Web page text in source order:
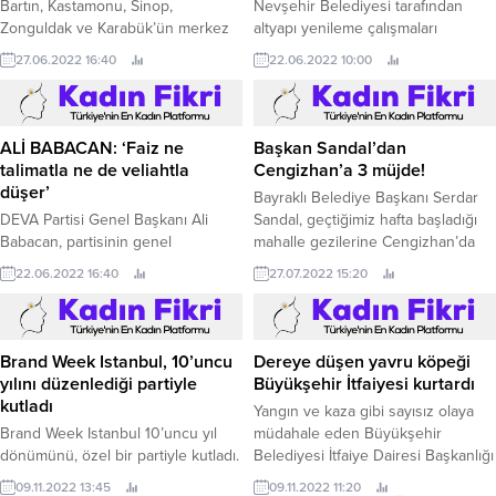
Bartın, Kastamonu, Sinop,
Zonguldak ve Karabük’ün merkez
ve ilçelerinde beklenen yoğun
yağışlar sel ve su taşkınlarına
sebep oldu.
27.06.2022 16:40
Nevşehir Belediyesi tarafından
altyapı yenileme çalışmaları
tamamlanan ve sıcak asfalt ile
kaplanan 350 Evler Mahallesi
Gökkuşağı Sokak yeniden trafiğe
açıldı.
22.06.2022 10:00
ALİ BABACAN: ‘Faiz ne
talimatla ne de veliahtla
düşer’
DEVA Partisi Genel Başkanı Ali
Babacan, partisinin genel
merkezinde düzenlediği haftalık
değerlendirme toplantısında
konuştu.
22.06.2022 16:40
Başkan Sandal’dan
Cengizhan’a 3 müjde!
Bayraklı Belediye Başkanı Serdar
Sandal, geçtiğimiz hafta başladığı
mahalle gezilerine Cengizhan’da
devam etti.
27.07.2022 15:20
Brand Week Istanbul, 10’uncu
yılını düzenlediği partiyle
kutladı
Brand Week Istanbul 10’uncu yıl
dönümünü, özel bir partiyle kutladı.
09.11.2022 13:45
Dereye düşen yavru köpeği
Büyükşehir İtfaiyesi kurtardı
Yangın ve kaza gibi sayısız olaya
müdahale eden Büyükşehir
Belediyesi İtfaiye Dairesi Başkanlığı
ekipleri, can dostlarımız için de
09.11.2022 11:20